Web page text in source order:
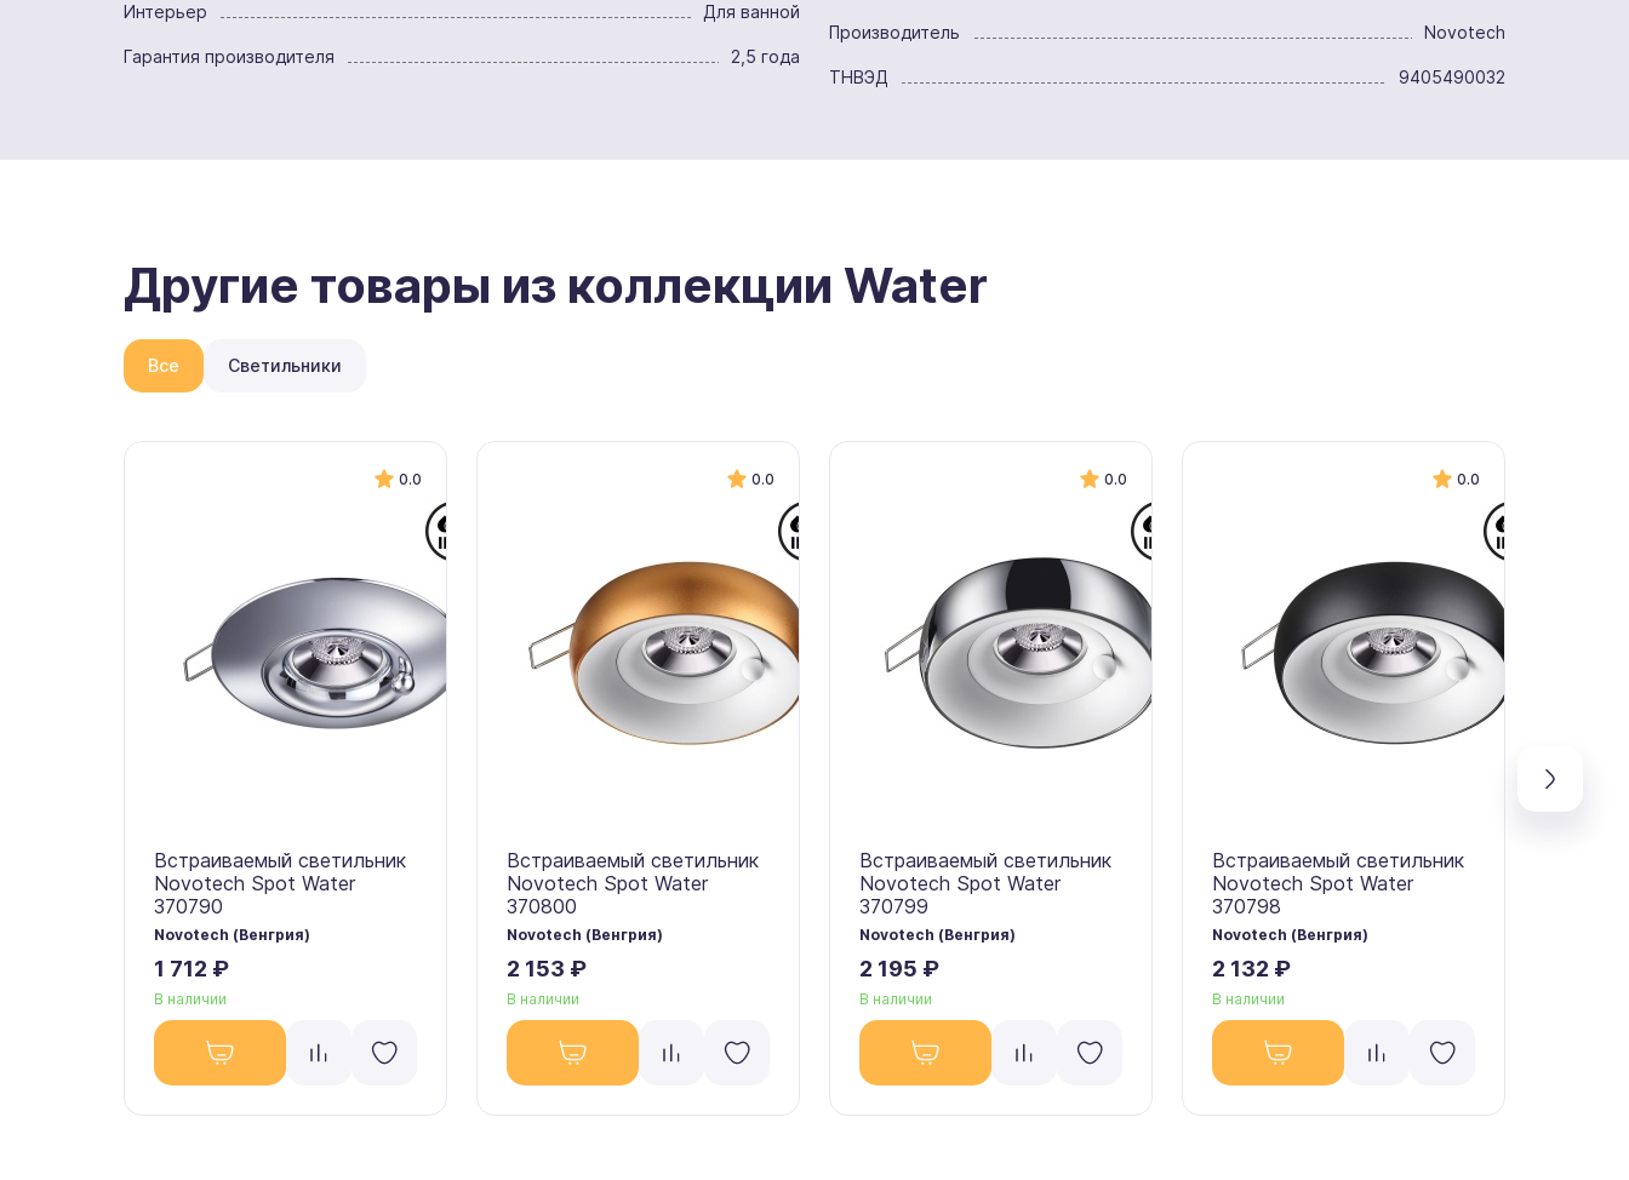
Интерьер Для ванной
Гарантия производителя 2,5 года
Производитель Novotech
ТНВЭД 9405490032
Другие товары из коллекции Water
Все Светильники
0.0
Встраиваемый светильник
Novotech Spot Water
370790
Novotech (Венгрия)
1 712 ₽
В наличии
0.0
Встраиваемый светильник
Novotech Spot Water
370800
Novotech (Венгрия)
2 153 ₽
В наличии
0.0
Встраиваемый светильник
Novotech Spot Water
370799
Novotech (Венгрия)
2 195 ₽
В наличии
0.0
Встраиваемый светильник
Novotech Spot Water
370798
Novotech (Венгрия)
2 132 ₽
В наличии